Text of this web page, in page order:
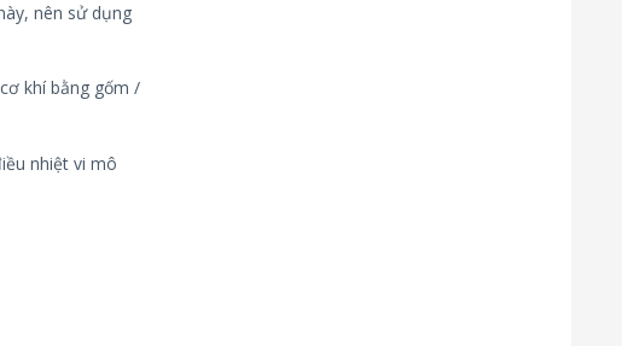
nên sử dụng
khí bằng gốm /
nhiệt vi mô